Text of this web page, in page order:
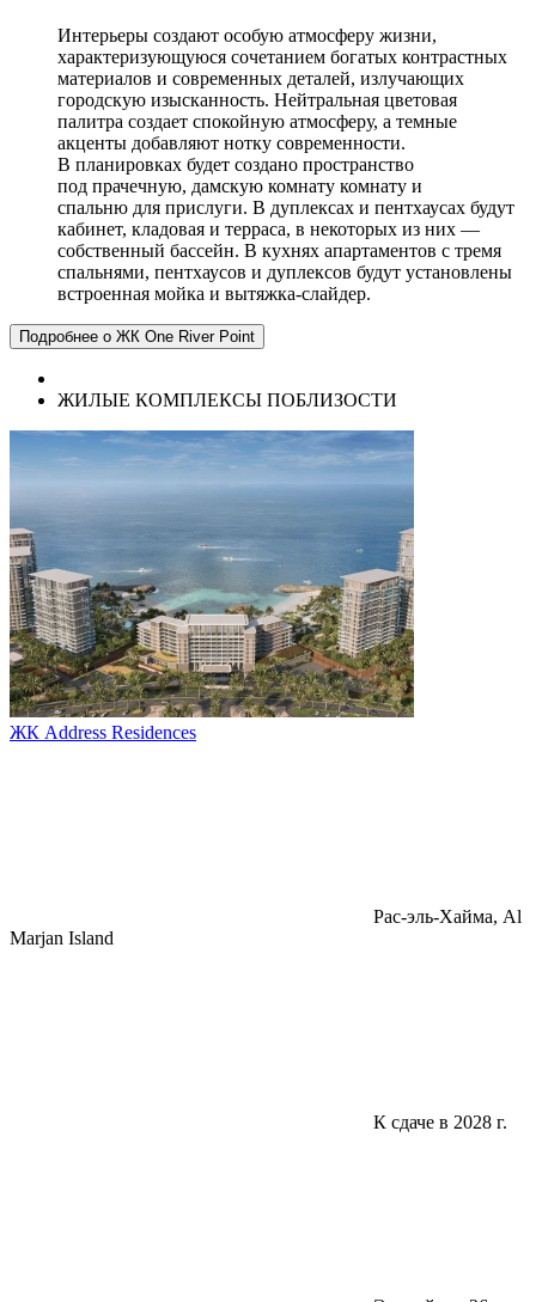
Интерьеры создают особую атмосферу жизни,
характеризующуюся сочетанием богатых контрастных
материалов и современных деталей, излучающих
городскую изысканность. Нейтральная цветовая
палитра создает спокойную атмосферу, а темные
акценты добавляют нотку современности.
В планировках будет создано пространство
под прачечную, дамскую комнату комнату и
спальню для прислуги. В дуплексах и пентхаусах будут
кабинет, кладовая и терраса, в некоторых из них —
собственный бассейн. В кухнях апартаментов с тремя
спальнями, пентхаусов и дуплексов будут установлены
встроенная мойка и вытяжка-слайдер.
Подробнее о ЖК One River Point
ЖИЛЫЕ КОМПЛЕКСЫ ПОБЛИЗОСТИ
ЖК Address Residences
Pac-эль-Хайма, Al
Marjan Island
К сдаче в 2028 г.